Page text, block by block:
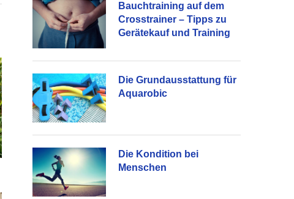
Bauchtraining auf dem
Crosstrainer – Tipps zu
Gerätekauf und Training
Die Grundausstattung für
Aquarobic
Die Kondition bei
Menschen